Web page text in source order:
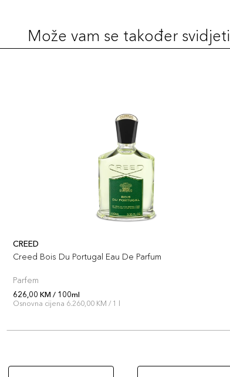
Može vam se također svidjeti
CREED
Creed Bois Du Portugal Eau De Parfum
Parfem
626,00 KM / 100ml
Osnovna cijena 6.260,00 KM / 1 l